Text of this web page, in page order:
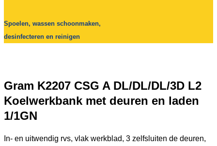
Spoelen, wassen schoonmaken,
desinfecteren en reinigen
Gram K2207 CSG A DL/DL/DL/3D L2
Koelwerkbank met deuren en laden
1/1GN
In- en uitwendig rvs, vlak werkblad, 3 zelfsluiten de deuren,